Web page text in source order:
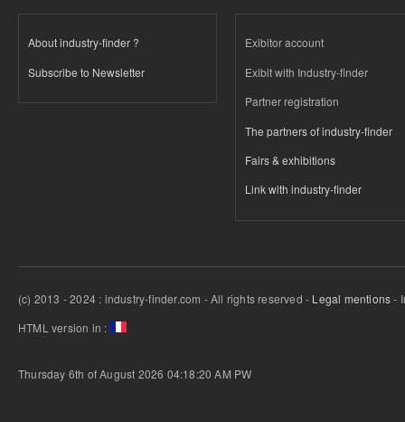
About industry-finder ?
Subscribe to Newsletter
Exibitor account
Exibit with Industry-finder
Partner registration
The partners of industry-finder
Fairs & exhibitions
Link with industry-finder
(c) 2013 - 2024 : industry-finder.com - All rights reserved - Legal mentions-
HTML version in :
Thursday 6th of August 2026 04:18:20 AM PW